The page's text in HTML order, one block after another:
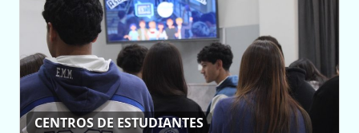
CENTROS DE ESTUDIANTES